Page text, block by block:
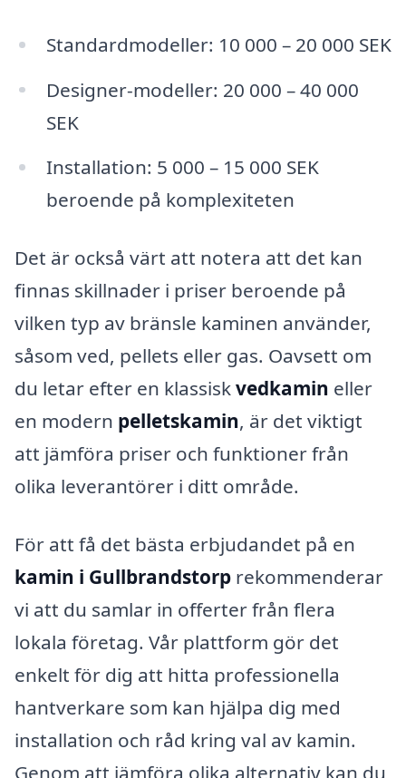
Standardmodeller: 10 000 – 20 000 SEK
Designer-modeller: 20 000 – 40 000
SEK
Installation: 5 000 – 15 000 SEK
beroende på komplexiteten
Det är också värt att notera att det kan
finnas skillnader i priser beroende på
vilken typ av bränsle kaminen använder,
såsom ved, pellets eller gas. Oavsett om
du letar efter en klassiskvedkamin eller
en modern pelletskamin, är det viktigt
att jämföra priser och funktioner från
olika leverantörer i ditt område.
För att få det bästa erbjudandet på en
kamin i Gullbrandstorp rekommenderar
vi att du samlar in offerter från flera
lokala företag. Vår plattform gör det
enkelt för dig att hitta professionella
hantverkare som kan hjälpa dig med
installation och råd kring val av kamin.
Genom att jämföra olika alternativ kan du